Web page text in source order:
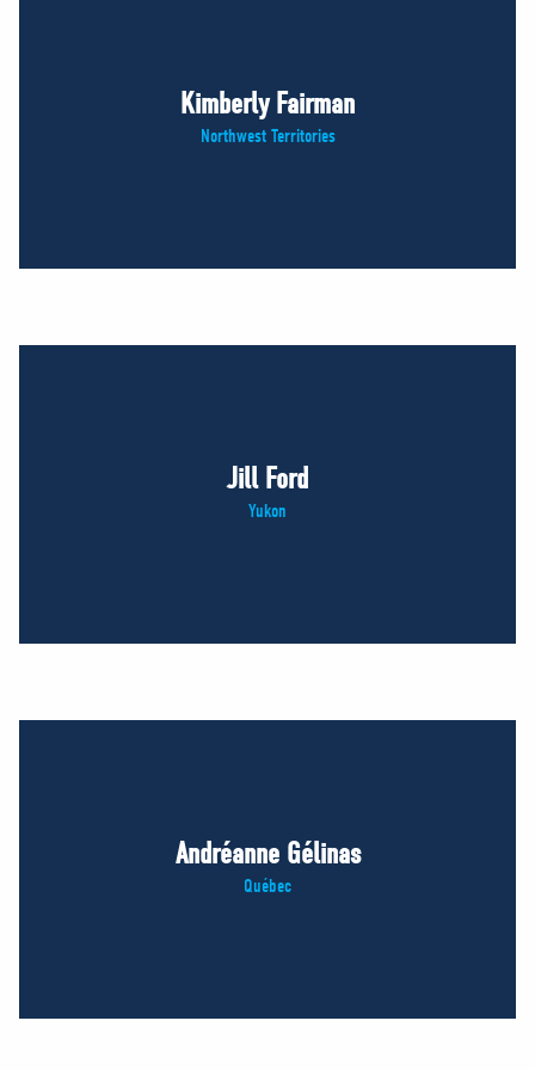
Kimberly Fairman
Northwest Territories
Jill Ford
Yukon
Andréanne Gélinas
Québec